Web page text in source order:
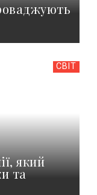
СВІТ
який
та